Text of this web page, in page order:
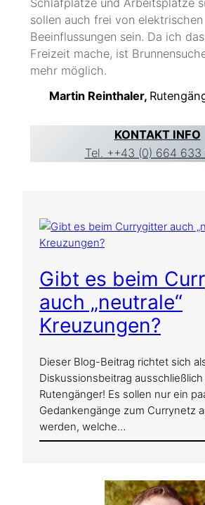
sollen auch frei von elektrischen
Beeinflussungen sein. Da ich
Freizeit mache, ist
mehr möglich.
Martin Reinthaler,
KONTAKT INFO
Tel. ++43 (0) 664 633
Gibt es beim
auch „neutrale“
Kreuzungen?
Dieser Blog-Beitrag richtet sich
Diskussionsbeitrag ausschließlich
Rutengänger! Es sollen nur ein
Gedankengänge zum Currynetz
werden, welche…